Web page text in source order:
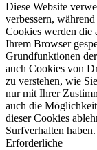
Diese Website
verbessern,
Cookies werden die
Ihrem Browser
Grundfunktionen
auch Cookies von
zu verstehen, wie
nur mit Ihrer
auch die
dieser Cookies
Surfverhalten haben.
Erforderliche